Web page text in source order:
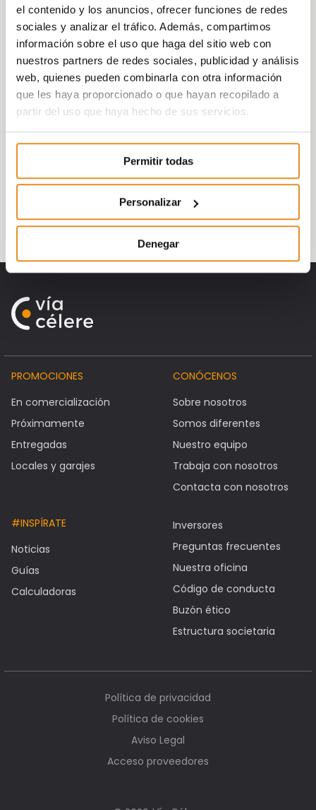
el contenido y los anuncios, ofrecer funciones de redes
sociales y analizar el tráfico. Además, compartimos
información sobre el uso que haga del sitio web con
nuestros partners de redes sociales, publicidad y análisis
web, quienes pueden combinarla con otra información
que les haya proporcionado o que hayan recopilado a
partir del uso que haya hecho de sus servicios.
Permitir todas
Personalizar
Denegar
sector fortaleciendo a su vez el compromiso
social de las empresas.
Vía Célere, a través de suFundación Vía
Célere, además de organizar el torneo,
participó con un equipo formado por
algunos de sus empleados junto a un total
de más de 20 empresas, que se reunieron
durante ese día en pro del deporte, la
integración y la solidaridad.
¡Desde Vía Célere os agradecemos a todos
vuestra participación en esta jornada!
PROMOCIONES
En comercialización
Próximamente
Entregadas
Locales y garajes
CONÓCENOS
Sobre nosotros
Somos diferentes
Nuestro equipo
Trabaja con nosotros
Contacta con nosotros
#INSPÍRATE
Noticias
Guías
Calculadoras
Inversores
Preguntas frecuentes
Nuestra oficina
Código de conducta
Buzón ético
Estructura societaria
Política de privacidad
Política de cookies
Aviso Legal
Acceso proveedores